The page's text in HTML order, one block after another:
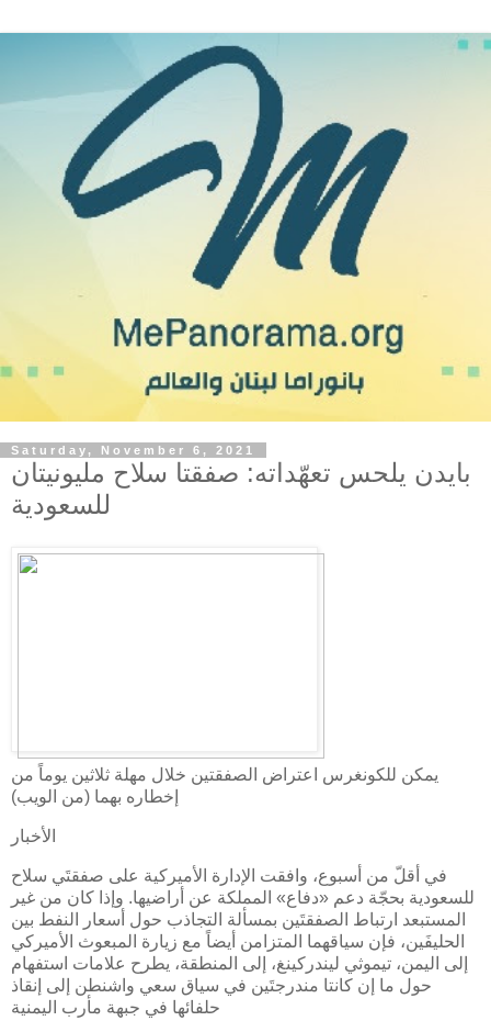
Saturday, November 6, 2021
بايدن يلحس تعهّداته: صفقتا سلاح مليونيتان
للسعودية
يمكن للكونغرس اعتراض الصفقتين خلال مهلة ثلاثين يوماً من
إخطاره بهما (من الويب)
الأخبار
في أقلّ من أسبوع، وافقت الإدارة الأميركية على صفقتَي سلاح
للسعودية بحجّة دعم «دفاع» المملكة عن أراضيها. وإذا كان من غير
المستبعد ارتباط الصفقتَين بمسألة التجاذب حول أسعار النفط بين
الحليفَين، فإن سياقهما المتزامن أيضاً مع زيارة المبعوث الأميركي
إلى اليمن، تيموثي ليندركينغ، إلى المنطقة، يطرح علامات استفهام
حول ما إن كانتا مندرجتَين في سياق سعي واشنطن إلى إنقاذ
حلفائها في جبهة مأرب اليمنية